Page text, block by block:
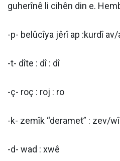
guherînê li cihên din e.
-p- belûcîya jêrî ap :kurdî
-t- dîte : dî : dî
-ç- roç : roj : ro
-k- zemîk “deramet” : zev/wî
-d- wad : xwê